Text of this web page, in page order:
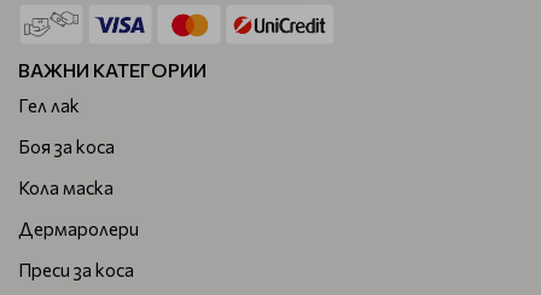
ВАЖНИ КАТЕГОРИИ
Гел лак
Боя за коса
Кола маска
Дермаролери
Преси за коса